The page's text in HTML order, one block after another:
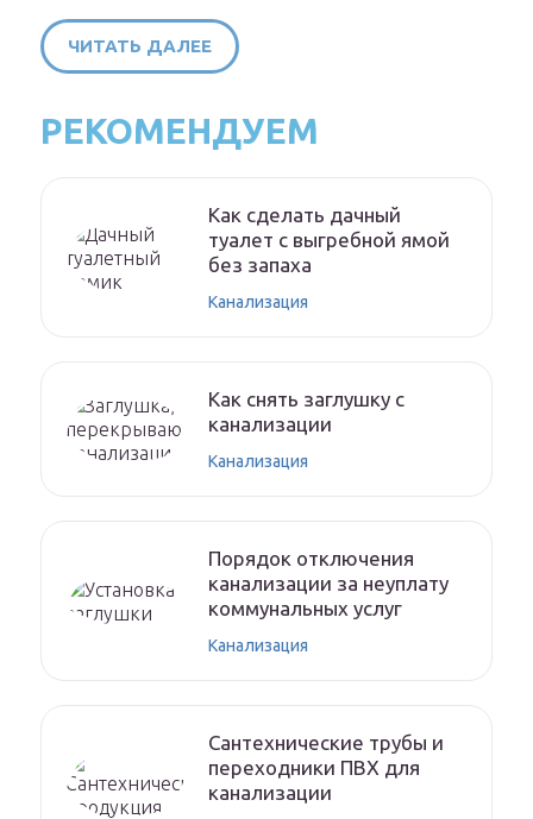
ЧИТАТЬ ДАЛЕЕ
РЕКОМЕНДУЕМ
Как сделать дачный
туалет с выгребной ямой
без запаха
Канализация
Как снять заглушку с
канализации
Канализация
Порядок отключения
канализации за неуплату
коммунальных услуг
Канализация
Сантехнические трубы и
переходники ПВХ для
канализации